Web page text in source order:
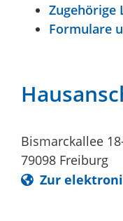
Zugehörige
Formulare
Bismarckallee
79098 Freiburg
Zur